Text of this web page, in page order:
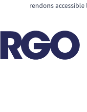
rendons